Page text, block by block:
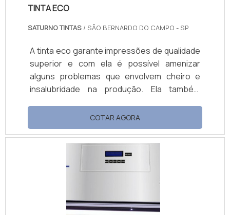
TINTA ECO
SATURNO TINTAS / SÃO BERNARDO DO CAMPO - SP
A tinta eco garante impressões de qualidade
superior e com ela é possível amenizar
alguns problemas que envolvem cheiro e
insalubridade na produção. Ela também
ótima fixação aos substratos. Alguns
exemplos de substratos Papel, papelão,
cartolina e duratex; Chapas de ferro, aço,
aluminio e metais; Polietieno e polipropileno
tratados; Vidro e Formica foscos; PVC
COTAR AGORA